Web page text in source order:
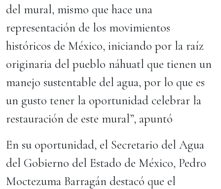
del mural, mismo que hace una
representación de los movimientos
históricos de México, iniciando por la raíz
originaria del pueblo náhuatl que tienen un
manejo sustentable del agua, por lo que es
un gusto tener la oportunidad celebrar la
restauración de este mural”, apuntó
En su oportunidad, el Secretario del Agua
del Gobierno del Estado de México, Pedro
Moctezuma Barragán destacó que el